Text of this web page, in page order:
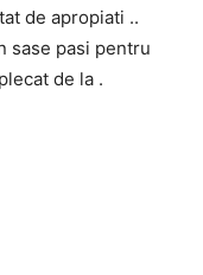
de apropiati ..
sase pasi pentru
de la .